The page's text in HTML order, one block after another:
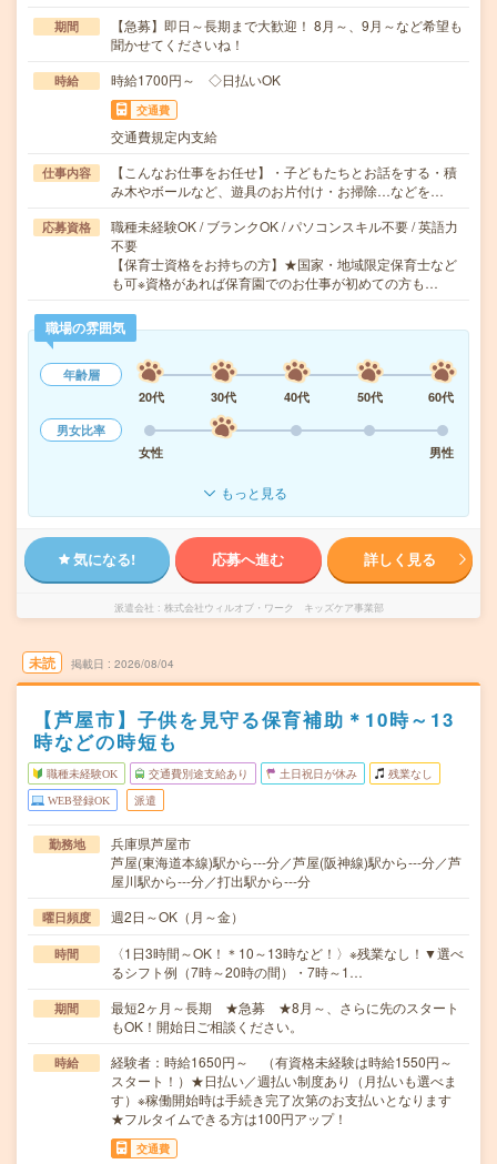
期間
【急募】即日～長期まで大歓迎！ 8月～、9月～など希望も
聞かせてくださいね！
時給 時給1700円～ ◇日払いOK
交通費
交通費規定内支給
仕事内容
【こんなお仕事をお任せ】・子どもたちとお話をする・積
み木やボールなど、遊具のお片付け・お掃除…などを…
応募資格
職種未経験OK / ブランクOK / パソコンスキル不要 / 英語力
不要
【保育士資格をお持ちの方】★国家・地域限定保育士など
も可※資格があれば保育園でのお仕事が初めての方も…
職場の雰囲気
年齢層
20代
30代 40代 50代
60代
男女比率
女性
男性
もっと見る
気になる! 応募へ進む 詳しく見る
派遣会社 株式会社ウィルオブ・ワーク キッズケア事業部
未読 掲載日 2026/08/04
【芦屋市】子供を見守る保育補助＊10時～13
時などの時短も
職種未経験OK 交通費別途支給あり 土日祝日が休み 残業なし
WEB登録OK 派遣
勤務地
兵庫県芦屋市
芦屋(東海道本線)駅から---分／芦屋(阪神線)駅から---分／芦
屋川駅から---分／打出駅から---分
曜日頻度 週2日～OK（月～金）
時間
〈1日3時間～OK！＊10～13時など！〉※残業なし！▼選べ
るシフト例（7時～20時の間）・7時～1…
期間
最短2ヶ月～長期 ★急募 ★8月～、さらに先のスタート
もOK！開始日ご相談ください。
時給
経験者：時給1650円～ （有資格未経験は時給1550円～
スタート！）★日払い／週払い制度あり（月払いも選べま
す）※稼働開始時は手続き完了次第のお支払いとなります
★フルタイムできる方は100円アップ！
交通費